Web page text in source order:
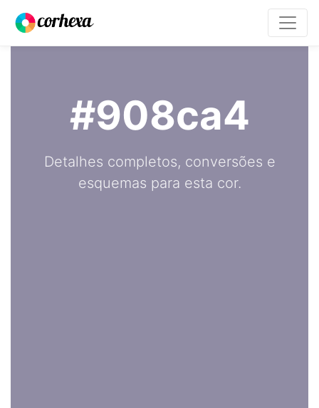
#908ca4
Detalhes completos, conversões e
esquemas para esta cor.